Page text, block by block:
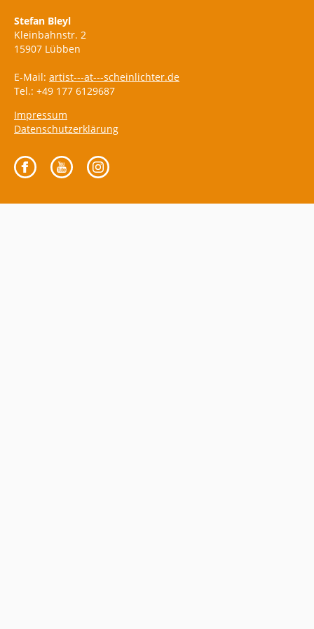
Stefan Bleyl
Kleinbahnstr. 2
15907 Lübben
E-Mail: artist---at---scheinlichter.de
Tel.: +49 177 6129687
Impressum
Datenschutzerklärung